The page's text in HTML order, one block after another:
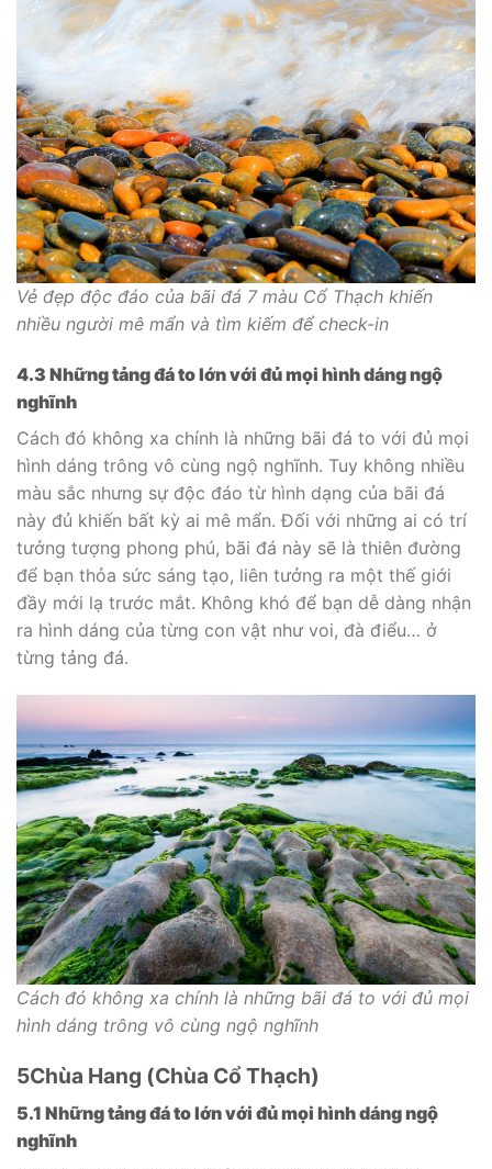
Vẻ đẹp độc đáo của bãi đá 7 màu Cổ Thạch khiến
nhiều người mê mẩn và tìm kiếm để check-in
4.3 Những tảng đá to lớn với đủ mọi hình dáng ngộ
nghĩnh
Cách đó không xa chính là những bãi đá to với đủ mọi
hình dáng trông vô cùng ngộ nghĩnh. Tuy không nhiều
màu sắc nhưng sự độc đáo từ hình dạng của bãi đá
này đủ khiến bất kỳ ai mê mẩn. Đối với những ai có trí
tưởng tượng phong phú, bãi đá này sẽ là thiên đường
để bạn thỏa sức sáng tạo, liên tưởng ra một thế giới
đầy mới lạ trước mắt. Không khó để bạn dễ dàng nhận
ra hình dáng của từng con vật như voi, đà điểu… ở
từng tảng đá.
Cách đó không xa chính là những bãi đá to với đủ mọi
hình dáng trông vô cùng ngộ nghĩnh
5Chùa Hang (Chùa Cổ Thạch)
5.1 Những tảng đá to lớn với đủ mọi hình dáng ngộ
nghĩnh